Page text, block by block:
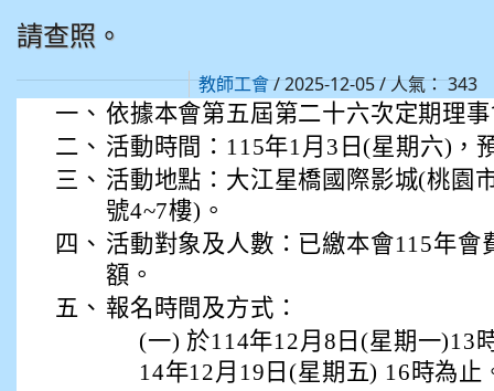
請查照。
教師工會/ 2025-12-05 / 人氣： 343
一、 依據本會第五屆第二十六次定期理
二、 活動時間：115年1月3日(星期六)，
三、 活動地點：大江星橋國際影城(桃園
號4~7樓)。
四、 活動對象及人數：已繳本會115年會
額。
五、 報名時間及方式：
(一) 於114年12月8日(星期一)13
14年12月19日(星期五) 16時為止